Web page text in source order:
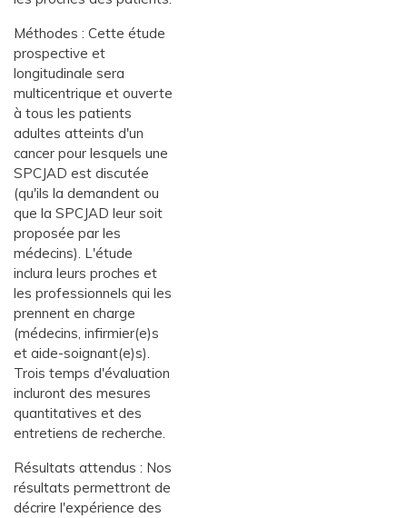
Méthodes : Cette étude
prospective et
longitudinale sera
multicentrique et ouverte
à tous les patients
adultes atteints d'un
cancer pour lesquels une
SPCJAD est discutée
(qu'ils la demandent ou
que la SPCJAD leur soit
proposée par les
médecins). L'étude
inclura leurs proches et
les professionnels qui les
prennent en charge
(médecins, infirmier(e)s
et aide-soignant(e)s).
Trois temps d'évaluation
incluront des mesures
quantitatives et des
entretiens de recherche.
Résultats attendus : Nos
résultats permettront de
décrire l'expérience des